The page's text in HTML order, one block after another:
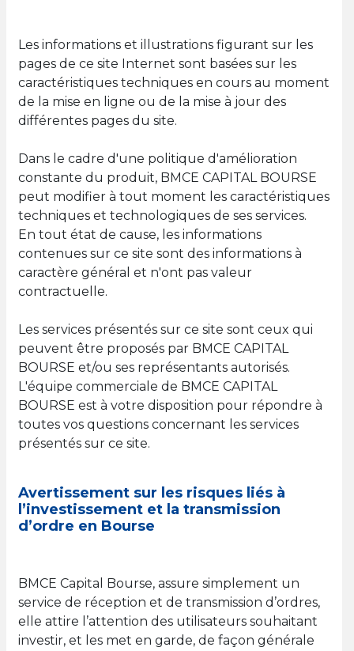
Les informations et illustrations figurant sur les
pages de ce site Internet sont basées sur les
caractéristiques techniques en cours au moment
de la mise en ligne ou de la mise à jour des
différentes pages du site.
Dans le cadre d'une politique d'amélioration
constante du produit, BMCE CAPITAL BOURSE
peut modifier à tout moment les caractéristiques
techniques et technologiques de ses services.
En tout état de cause, les informations
contenues sur ce site sont des informations à
caractère général et n'ont pas valeur
contractuelle.
Les services présentés sur ce site sont ceux qui
peuvent être proposés par BMCE CAPITAL
BOURSE et/ou ses représentants autorisés.
L'équipe commerciale de BMCE CAPITAL
BOURSE est à votre disposition pour répondre à
toutes vos questions concernant les services
présentés sur ce site.
Avertissement sur les risques liés à
l’investissement et la transmission
d’ordre en Bourse
BMCE Capital Bourse, assure simplement un
service de réception et de transmission d’ordres,
elle attire l’attention des utilisateurs souhaitant
investir, et les met en garde, de façon générale